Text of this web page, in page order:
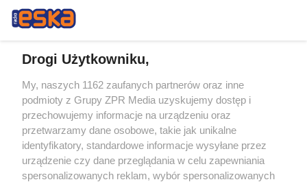
Żaden utwór zamieszczony w serwisie nie może być powielany i
rozpowszechniany lub dalej rozpowszechniany w jakikolwiek sposób (w
tym także elektroniczny lub mechaniczny) na jakimkolwiek polu
eksploatacji w jakiejkolwiek formie, włącznie z umieszczaniem w
Internecie bez pisemnej zgody właściciela praw. Jakiekolwiek użycie lub
wykorzystanie utworów w całości lub w części z naruszeniem prawa,
tzn. bez właściwej zgody, jest zabronione pod groźbą kary i może być
ścigane prawnie.
Drogi Użytkowniku,
My, naszych 1162 zaufanych partnerów oraz inne
podmioty z Grupy ZPR Media uzyskujemy dostęp i
przechowujemy informacje na urządzeniu oraz
przetwarzamy dane osobowe, takie jak unikalne
identyfikatory, standardowe informacje wysyłane przez
urządzenie czy dane przeglądania w celu zapewniania
spersonalizowanych reklam, wybór spersonalizowanych